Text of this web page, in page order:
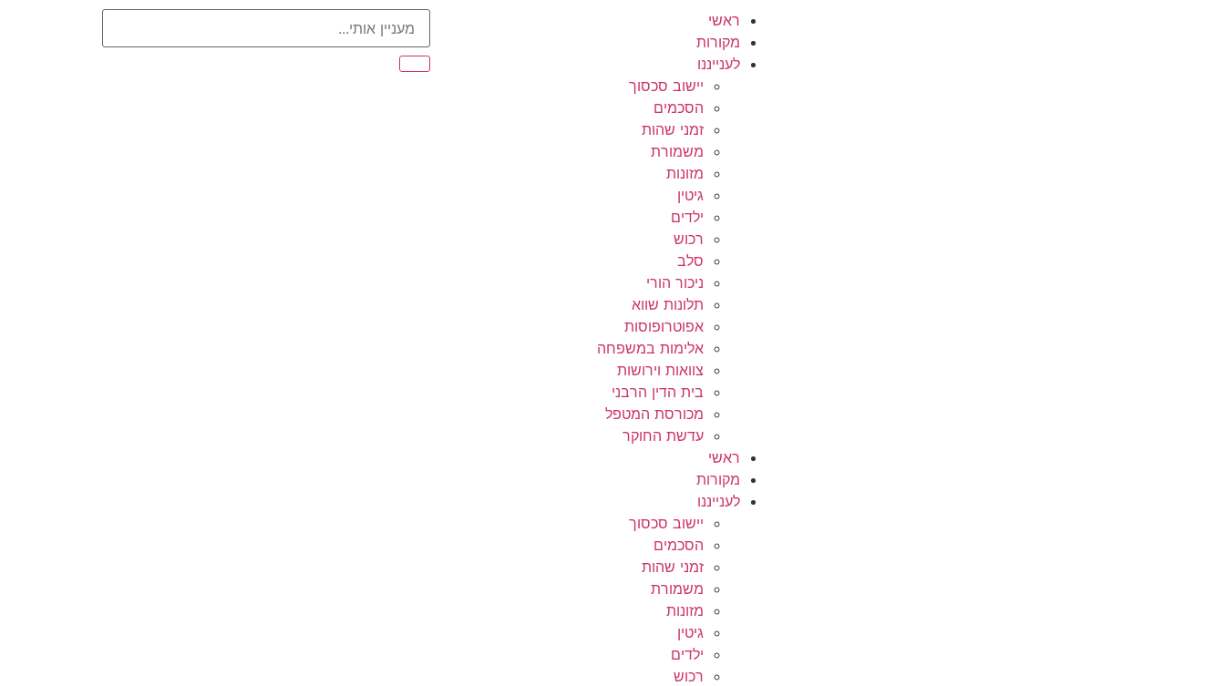
ראשי
מקורות
לענייננו
יישוב סכסוך
הסכמים
זמני שהות
משמורת
מזונות
גיטין
ילדים
רכוש
סלב
ניכור הורי
תלונות שווא
אפוטרופוסות
אלימות במשפחה
צוואות וירושות
בית הדין הרבני
מכורסת המטפל
עדשת החוקר
ראשי
מקורות
לענייננו
יישוב סכסוך
הסכמים
זמני שהות
משמורת
מזונות
גיטין
ילדים
רכוש